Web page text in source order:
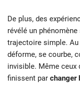
De plus, des
révélé un
trajectoire simple. Au
déforme, se courbe,
invisible. Même
finissent par changer